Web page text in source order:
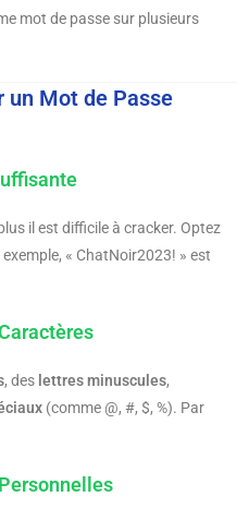
mot de passe sur plusieurs
un Mot de Passe
il est difficile à cracker. Optez
exemple, « ChatNoir2023! » est
, des lettres minuscules,
(comme @, #, $, %). Par